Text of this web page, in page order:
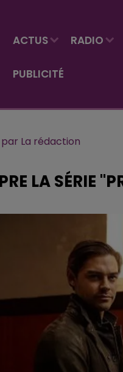
ACTUS RADIO
PUBLICITÉ
par La rédaction
LA SÉRIE